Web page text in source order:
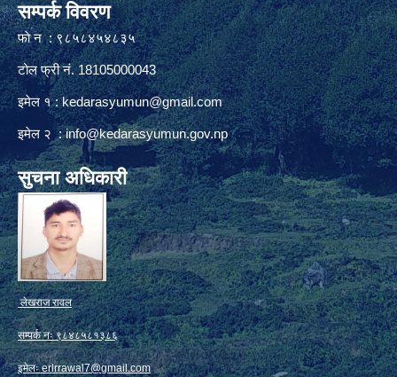
सम्पर्क विवरण
फाे न : ९८५८४५४८३५
टोल फ्री नं. 18105000043
इमेल १ :kedarasyumun@gmail.com
इमेल २ :info@kedarasyumun.gov.np
सुचना अधिकारी
लेखराज रावल
सम्पर्क नः ९८४८५८१३८६
इमेलःerlrrawal7@gmail.com